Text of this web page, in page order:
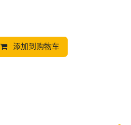
添加到购物车